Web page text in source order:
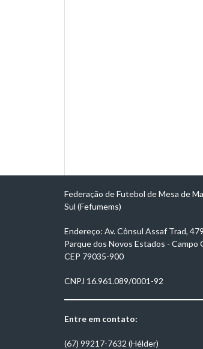
Federação de Futebol de Mesa de
Sul (Fefumems)
Endereço: Av. Cônsul Assaf Trad,
Parque dos Novos Estados - Campo
CEP 79035-900
CNPJ 16.961.089/0001-92
Entre em contato:
(67) 99217-7632 (Hélder)